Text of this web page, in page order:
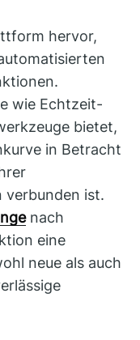
hervor,
wie Echtzeit-
bietet,
in Betracht
verbunden ist.
nach
eine
neue als auch